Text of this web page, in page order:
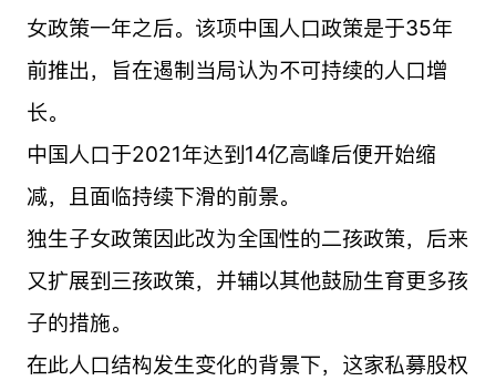
女政策一年之后。该项中国人口政策是于35年
前推出，旨在遏制当局认为不可持续的人口增
长。
中国人口于2021年达到14亿高峰后便开始缩
减，且面临持续下滑的前景。
独生子女政策因此改为全国性的二孩政策，后来
又扩展到三孩政策，并辅以其他鼓励生育更多孩
子的措施。
在此人口结构发生变化的背景下，这家私募股权